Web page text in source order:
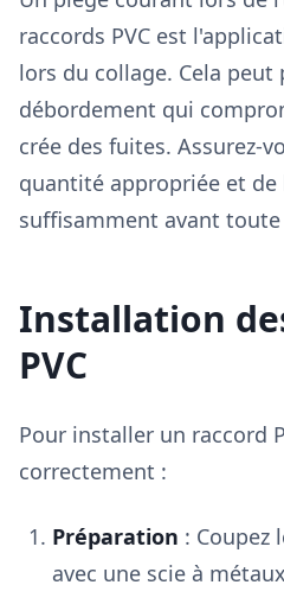
raccords PVC est
lors du collage. Cela peut
débordement qui
crée des fuites. Assurez-
quantité appropriée et de
suffisamment avant
Installation
PVC
Pour installer un raccord
correctement :
Préparation : Coupez
avec une scie à